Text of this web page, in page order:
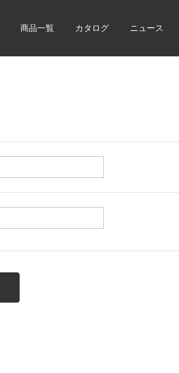
商品一覧 カタログ ニュース